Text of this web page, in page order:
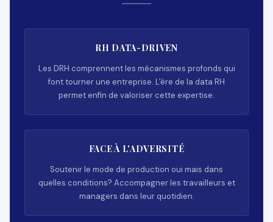
RH DATA-DRIVEN
Les DRH comprennent les mécanismes profonds qui
font tourner une entreprise. L'ère de la data RH
permet enfin de valoriser cette expertise.
FACE À L'ADVERSITÉ
Soutenir le mode de production oui mais dans
quelles conditions? Accompagner les travailleurs et
managers dans leur quotidien.